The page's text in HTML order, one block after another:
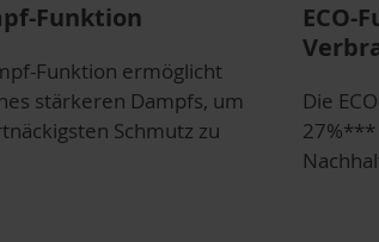
Funktion
Funktion ermöglicht
stärkeren Dampfs, um
Schmutz zu
ECO-
Die
27%***